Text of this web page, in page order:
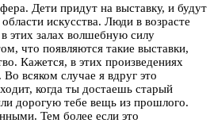
Дети придут на выставку, и будут
искусства. Люди в возрасте
этих залах волшебную силу
что появляются такие выставки,
Кажется, в этих произведениях
всяком случае я вдруг это
когда ты достаешь старый
дорогую тебе вещь из прошлого.
Тем более если это